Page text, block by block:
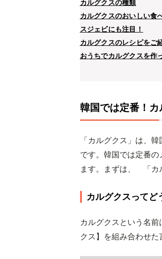
カルグクスの種類
カルグクスのおいしい食
スジェビにも注目！
カルグクスのレシピをご
おうちでカルグクスを作
韓国では定番！
「カルグクス」は、
です。韓国では定番
ます。まずは、 「カ
カルグクスってど
カルグクスという名
クス】を組み合わせた